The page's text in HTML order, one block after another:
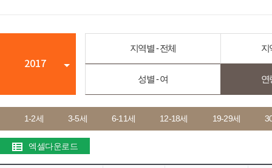
2017
지역별 - 전체 지
성별 - 여 연
1-2세 3-5세 6-11세 12-18세 19-29세
엑셀다운로드